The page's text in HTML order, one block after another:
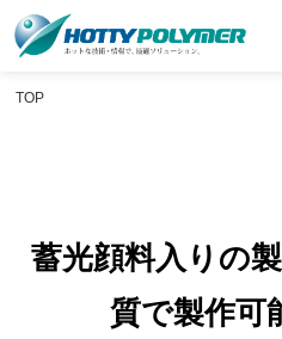
TOP
蓄光顔料入りの
質で製作可